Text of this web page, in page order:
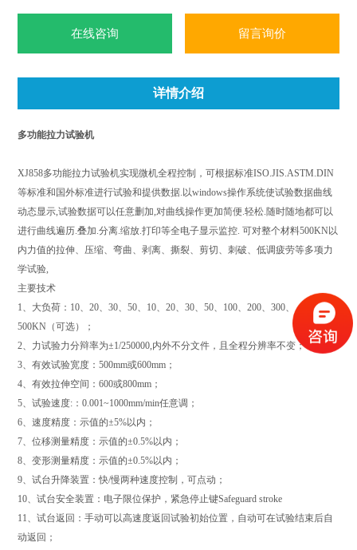
度：示值的?%以内；7、位移测量精度：示值的?.5%以内；8、变形测量
精度：示值的?.5%以内；
在线咨询 留言询价
详情介绍
多功能拉力试验机
XJ858多功能拉力试验机实现微机全程控制，可根据标准ISO.JIS.ASTM.DIN
等标准和国外标准进行试验和提供数据.以windows操作系统使试验数据曲线
动态显示,试验数据可以任意删加,对曲线操作更加简便.轻松.随时随地都可以
进行曲线遍历.叠加.分离.缩放.打印等全电子显示监控. 可对整个材料500KN以
内力值的拉伸、压缩、弯曲、剥离、撕裂、剪切、刺破、低调疲劳等多项力
学试验,
主要技术
1、大负荷：10、20、30、50、10、20、30、50、100、200、300、
500KN（可选）；
2、力试验力分辩率为±1/250000,内外不分文件，且全程分辨率不变；
3、有效试验宽度：500mm或600mm；
4、有效拉伸空间：600或800mm；
5、试验速度:：0.001~1000mm/min任意调；
6、速度精度：示值的±5%以内；
7、位移测量精度：示值的±0.5%以内；
8、变形测量精度：示值的±0.5%以内；
9、试台升降装置：快/慢两种速度控制，可点动；
10、试台安全装置：电子限位保护，紧急停止键Safeguard stroke
11、试台返回：手动可以高速度返回试验初始位置，自动可在试验结束后自
动返回；